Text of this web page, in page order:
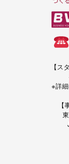
【ス
※詳